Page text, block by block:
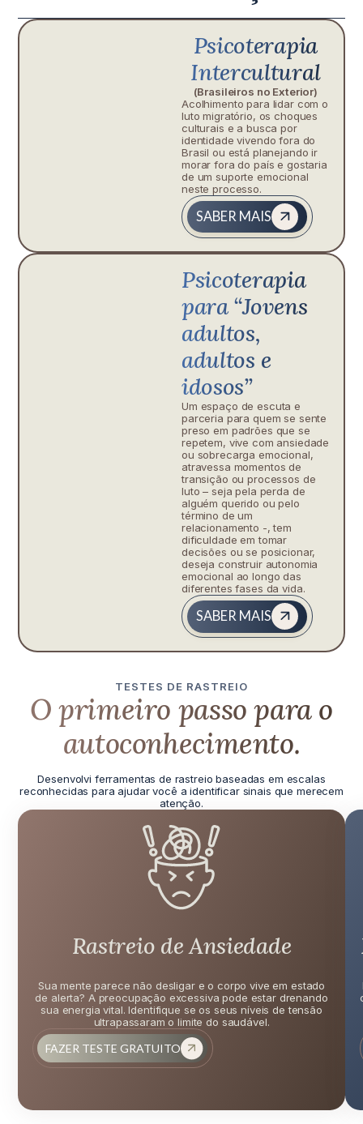
Psicoterapia
Intercultural
(Brasileiros no Exterior)
Acolhimento para lidar com o
luto migratório, os choques
culturais e a busca por
identidade vivendo fora do
Brasil ou está planejando ir
morar fora do país e gostaria
de um suporte emocional
neste processo.
SABER MAIS
Psicoterapia
para “Jovens
adultos,
adultos e
idosos”
Um espaço de escuta e
parceria para quem se sente
preso em padrões que se
repetem, vive com ansiedade
ou sobrecarga emocional,
atravessa momentos de
transição ou processos de
luto – seja pela perda de
alguém querido ou pelo
término de um
relacionamento -, tem
dificuldade em tomar
decisões ou se posicionar,
deseja construir autonomia
emocional ao longo das
diferentes fases da vida.
SABER MAIS
TESTES DE RASTREIO
O primeiro passo para o
autoconhecimento.
Desenvolvi ferramentas de rastreio baseadas em escalas
reconhecidas para ajudar você a identificar sinais que merecem
atenção.
Rastreio de Ansiedade
Sua mente parece não desligar e o corpo vive em estado
de alerta? A preocupação excessiva pode estar drenando
sua energia vital. Identifique se os seus níveis de tensão
ultrapassaram o limite do saudável.
FAZER TESTE GRATUITO